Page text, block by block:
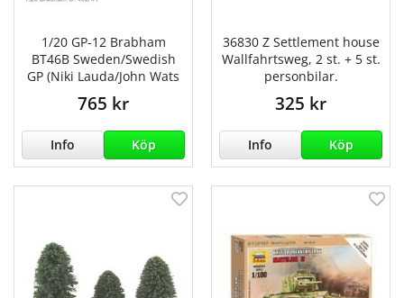
1/20 GP-12 Brabham
BT46B Sweden/Swedish
GP (Niki Lauda/John Wats
765 kr
Info Köp
36830 Z Settlement house
Wallfahrtsweg, 2 st. + 5 st.
personbilar.
325 kr
Info Köp